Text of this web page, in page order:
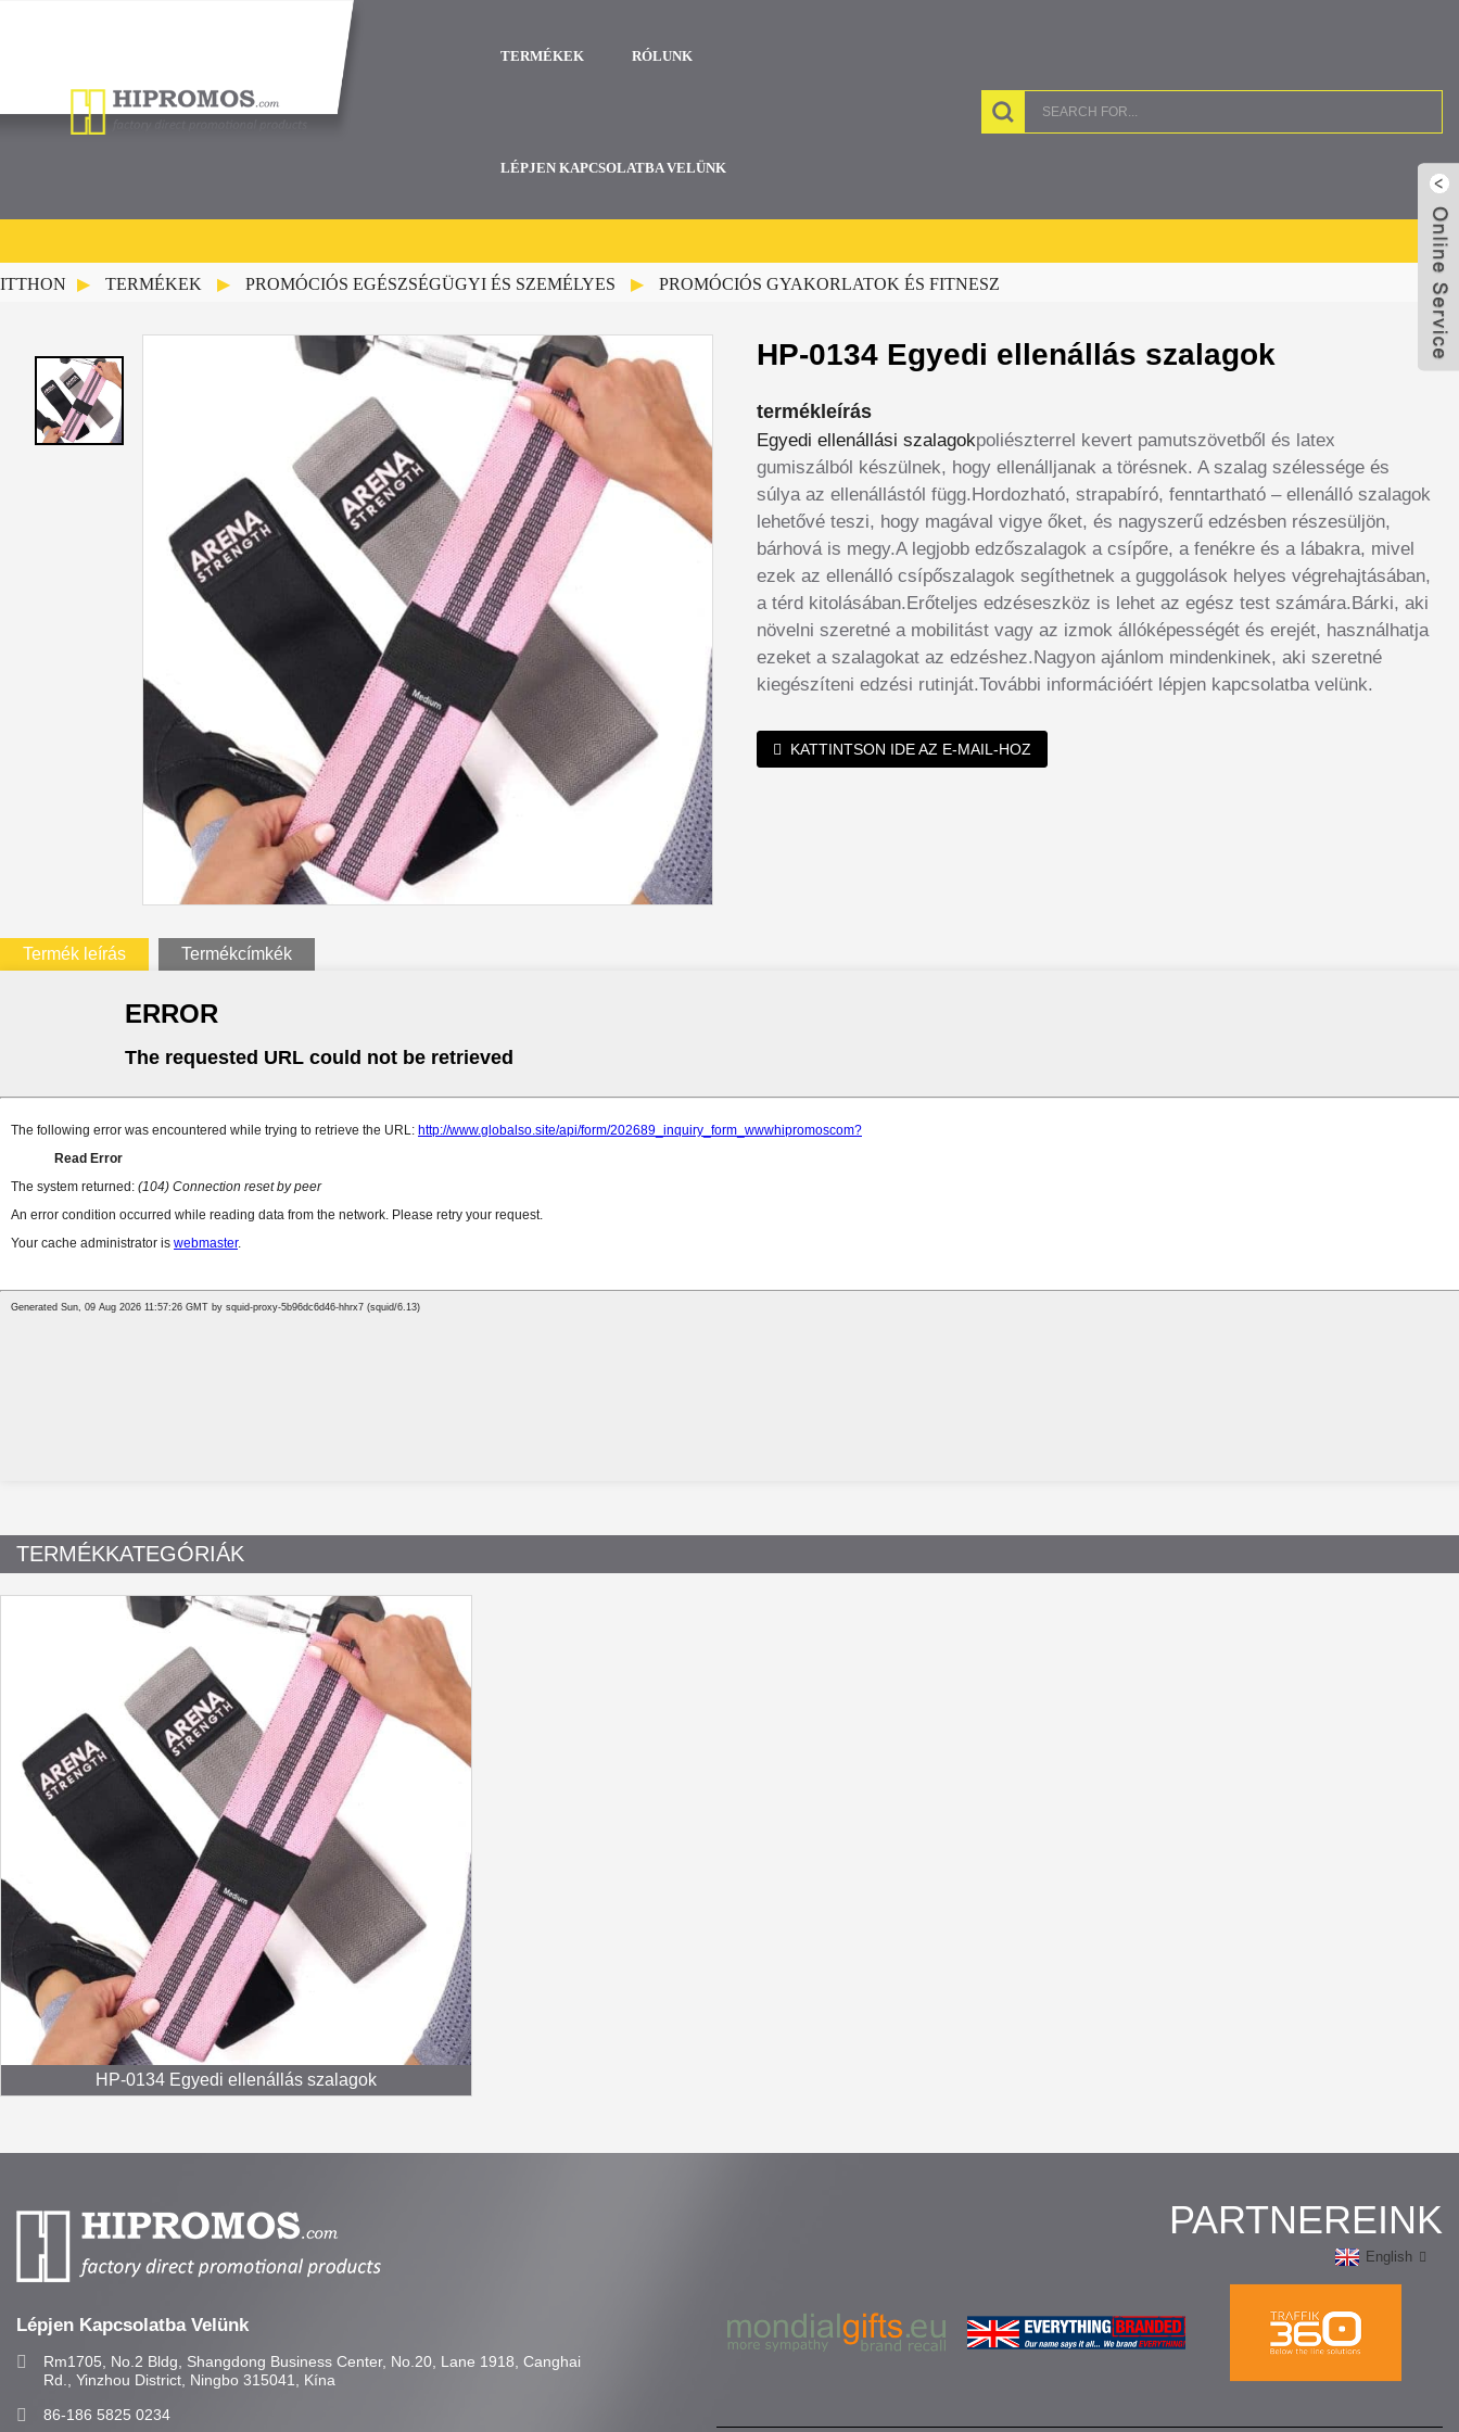
TERMÉKEK RÓLUNK
LÉPJEN KAPCSOLATBA VELÜNK
ITTHON TERMÉKEK PROMÓCIÓS EGÉSZSÉGÜGYI ÉS SZEMÉLYES PROMÓCIÓS GYAKORLATOK ÉS FITNESZ
HP-0134 Egyedi ellenállás szalagok
termékleírás
Egyedi ellenállási szalagokpoliészterrel kevert pamutszövetből és latex
gumiszálból készülnek, hogy ellenálljanak a törésnek. A szalag szélessége és
súlya az ellenállástól függ.Hordozható, strapabíró, fenntartható – ellenálló szalagok
lehetővé teszi, hogy magával vigye őket, és nagyszerű edzésben részesüljön,
bárhová is megy.A legjobb edzőszalagok a csípőre, a fenékre és a lábakra, mivel
ezek az ellenálló csípőszalagok segíthetnek a guggolások helyes végrehajtásában,
a térd kitolásában.Erőteljes edzéseszköz is lehet az egész test számára.Bárki, aki
növelni szeretné a mobilitást vagy az izmok állóképességét és erejét, használhatja
ezeket a szalagokat az edzéshez.Nagyon ajánlom mindenkinek, aki szeretné
kiegészíteni edzési rutinját.További információért lépjen kapcsolatba velünk.
KATTINTSON IDE AZ E-MAIL-HOZ
Termék leírás Termékcímkék
TERMÉKKATEGÓRIÁK
HP-0134 Egyedi ellenállás szalagok
Lépjen Kapcsolatba Velünk
Rm1705, No.2 Bldg, Shangdong Business Center, No.20, Lane 1918, Canghai
Rd., Yinzhou District, Ningbo 315041, Kína
86-186 5825 0234
PARTNEREINK
English